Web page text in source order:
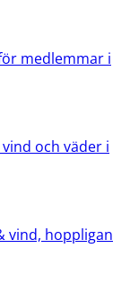
medlemmar i
och väder i
vind, hoppligan